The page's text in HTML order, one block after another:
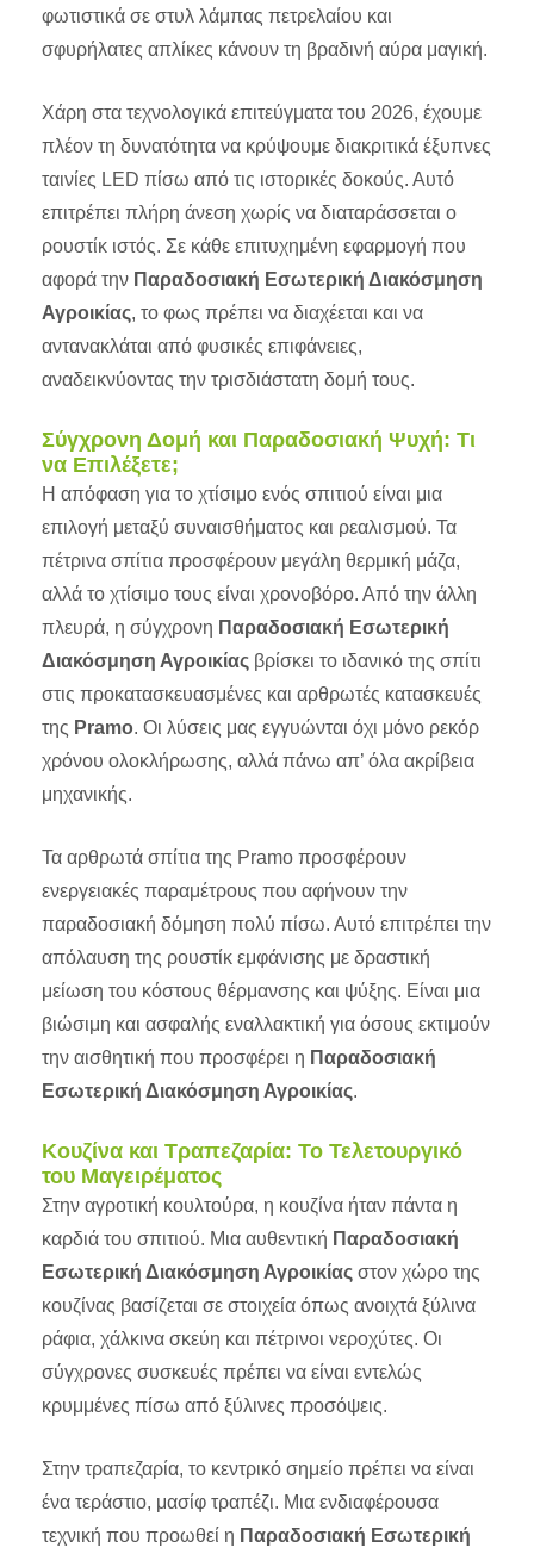
φωτιστικά σε στυλ λάμπας πετρελαίου και
σφυρήλατες απλίκες κάνουν τη βραδινή αύρα μαγική.
Χάρη στα τεχνολογικά επιτεύγματα του 2026, έχουμε
πλέον τη δυνατότητα να κρύψουμε διακριτικά έξυπνες
ταινίες LED πίσω από τις ιστορικές δοκούς. Αυτό
επιτρέπει πλήρη άνεση χωρίς να διαταράσσεται ο
ρουστίκ ιστός. Σε κάθε επιτυχημένη εφαρμογή που
αφορά την Παραδοσιακή Εσωτερική Διακόσμηση
Αγροικίας, το φως πρέπει να διαχέεται και να
αντανακλάται από φυσικές επιφάνειες,
αναδεικνύοντας την τρισδιάστατη δομή τους.
Σύγχρονη Δομή και Παραδοσιακή Ψυχή: Τι
να Επιλέξετε;
Η απόφαση για το χτίσιμο ενός σπιτιού είναι μια
επιλογή μεταξύ συναισθήματος και ρεαλισμού. Τα
πέτρινα σπίτια προσφέρουν μεγάλη θερμική μάζα,
αλλά το χτίσιμο τους είναι χρονοβόρο. Από την άλλη
πλευρά, η σύγχρονη Παραδοσιακή Εσωτερική
Διακόσμηση Αγροικίας βρίσκει το ιδανικό της σπίτι
στις προκατασκευασμένες και αρθρωτές κατασκευές
της Pramo. Οι λύσεις μας εγγυώνται όχι μόνο ρεκόρ
χρόνου ολοκλήρωσης, αλλά πάνω απ’ όλα ακρίβεια
μηχανικής.
Τα αρθρωτά σπίτια της Pramo προσφέρουν
ενεργειακές παραμέτρους που αφήνουν την
παραδοσιακή δόμηση πολύ πίσω. Αυτό επιτρέπει την
απόλαυση της ρουστίκ εμφάνισης με δραστική
μείωση του κόστους θέρμανσης και ψύξης. Είναι μια
βιώσιμη και ασφαλής εναλλακτική για όσους εκτιμούν
την αισθητική που προσφέρει η Παραδοσιακή
Εσωτερική Διακόσμηση Αγροικίας.
Κουζίνα και Τραπεζαρία: Το Τελετουργικό
του Μαγειρέματος
Στην αγροτική κουλτούρα, η κουζίνα ήταν πάντα η
καρδιά του σπιτιού. Μια αυθεντική Παραδοσιακή
Εσωτερική Διακόσμηση Αγροικίας στον χώρο της
κουζίνας βασίζεται σε στοιχεία όπως ανοιχτά ξύλινα
ράφια, χάλκινα σκεύη και πέτρινοι νεροχύτες. Οι
σύγχρονες συσκευές πρέπει να είναι εντελώς
κρυμμένες πίσω από ξύλινες προσόψεις.
Στην τραπεζαρία, το κεντρικό σημείο πρέπει να είναι
ένα τεράστιο, μασίφ τραπέζι. Μια ενδιαφέρουσα
τεχνική που προωθεί η Παραδοσιακή Εσωτερική